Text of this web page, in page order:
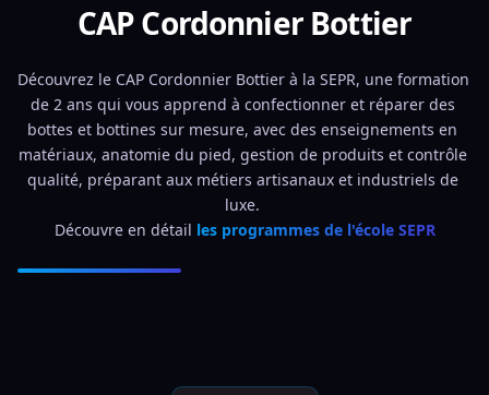
CAP Cordonnier Bottier
Découvrez le CAP Cordonnier Bottier à la SEPR, une formation
de 2 ans qui vous apprend à confectionner et réparer des
bottes et bottines sur mesure, avec des enseignements en
matériaux, anatomie du pied, gestion de produits et contrôle
qualité, préparant aux métiers artisanaux et industriels de
luxe.
Découvre en détail les programmes de l'école SEPR